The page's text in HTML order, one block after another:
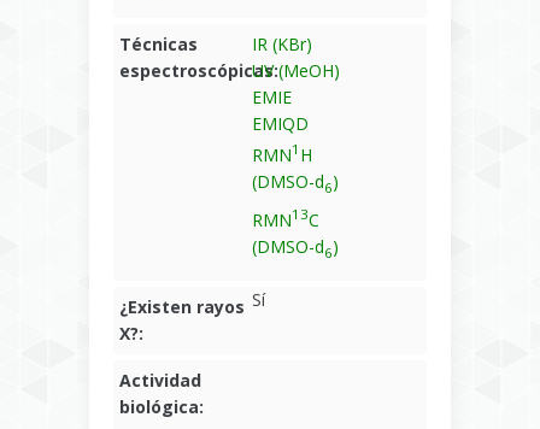
Técnicas
espectroscópicas:
IR (KBr)
UV (MeOH)
EMIE
EMIQD
RMN1 H
(DMSO-d6)
RMN13C
(DMSO-d6)
¿Existen rayos
X?:
Sí
Actividad
biológica: